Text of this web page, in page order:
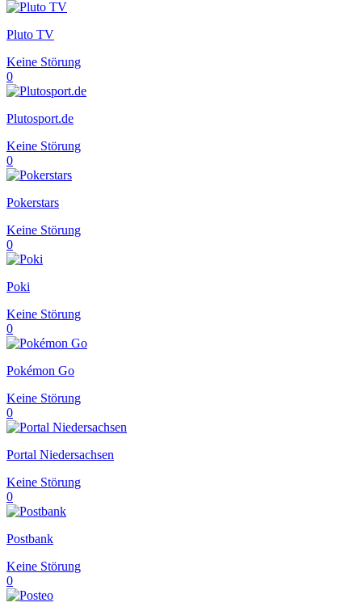
Pluto TV
Keine Störung
0
Plutosport.de
Keine Störung
0
Pokerstars
Keine Störung
0
Poki
Keine Störung
0
Pokémon Go
Keine Störung
0
Portal Niedersachsen
Keine Störung
0
Postbank
Keine Störung
0